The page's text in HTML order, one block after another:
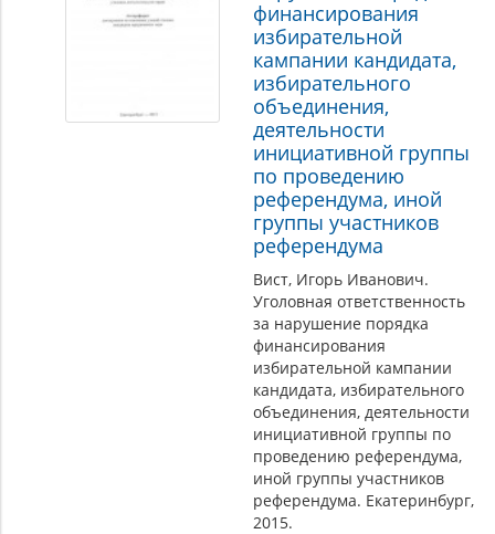
финансирования
избирательной
кампании кандидата,
избирательного
объединения,
деятельности
инициативной группы
по проведению
референдума, иной
группы участников
референдума
Вист, Игорь Иванович.
Уголовная ответственность
за нарушение порядка
финансирования
избирательной кампании
кандидата, избирательного
объединения, деятельности
инициативной группы по
проведению референдума,
иной группы участников
референдума. Екатеринбург,
2015.